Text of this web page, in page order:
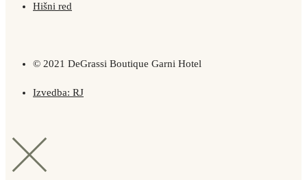
Hišni red
© 2021 DeGrassi Boutique Garni Hotel
Izvedba: RJ